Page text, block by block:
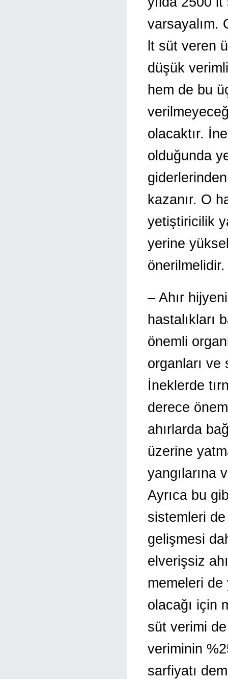
varsayalım.
lt süt veren
düşük
hem de bu
olacaktır.
olduğunda
kazanır. O
yetiştiricilik
yerine
önerilmelidir.
– Ahır
hastalıkları
önemli
organları
İneklerde
derece
ahırlarda
üzerine
yangılarına
Ayrıca bu
sistemleri de
gelişmesi
elverişsiz
memeleri de
olacağı için
süt verimi
veriminin
sarfiyatı